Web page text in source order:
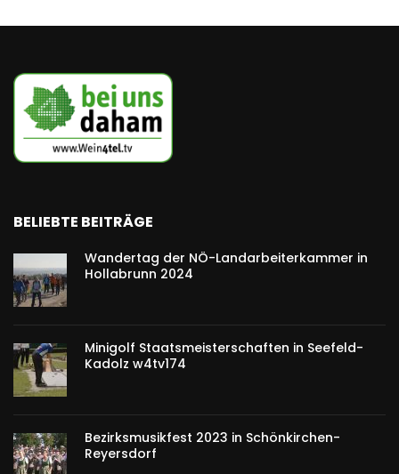
BELIEBTE BEITRÄGE
Wandertag der NÖ-Landarbeiterkammer in
Hollabrunn 2024
Minigolf Staatsmeisterschaften in Seefeld-
Kadolz w4tv174
Bezirksmusikfest 2023 in Schönkirchen-
Reyersdorf